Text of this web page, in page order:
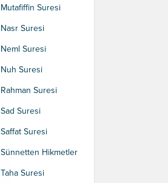
Mutafiffin Suresi
Nasr Suresi
Neml Suresi
Nuh Suresi
Rahman Suresi
Sad Suresi
Saffat Suresi
Sünnetten Hikmetler
Taha Suresi